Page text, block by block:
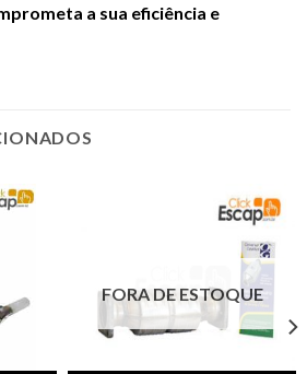
a sua eficiência e
FORA DE ESTOQUE